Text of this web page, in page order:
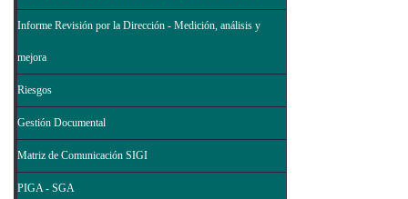
Informe Revisión por la Dirección - Medición, análisis y
mejora
Riesgos
Gestión Documental
Matriz de Comunicación SIGI
PIGA - SGA